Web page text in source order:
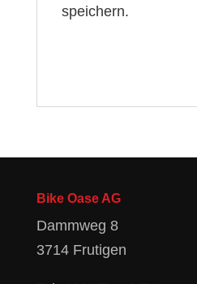
speichern.
Bike Oase AG
Dammweg 8
3714 Frutigen